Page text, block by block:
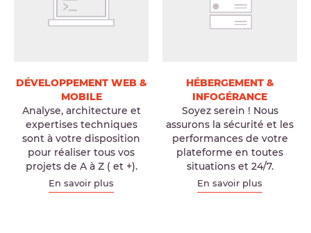
DÉVELOPPEMENT WEB &
MOBILE
Analyse, architecture et
expertises techniques
sont à votre disposition
pour réaliser tous vos
projets de A à Z ( et +).
En savoir plus
HÉBERGEMENT &
INFOGÉRANCE
Soyez serein ! Nous
assurons la sécurité et les
performances de votre
plateforme en toutes
situations et 24/7.
En savoir plus